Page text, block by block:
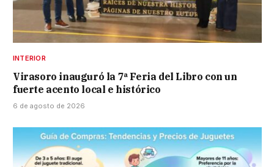
INTERIOR
Virasoro inauguró la 7ª Feria del Libro con un
fuerte acento local e histórico
6 de agosto de 2026